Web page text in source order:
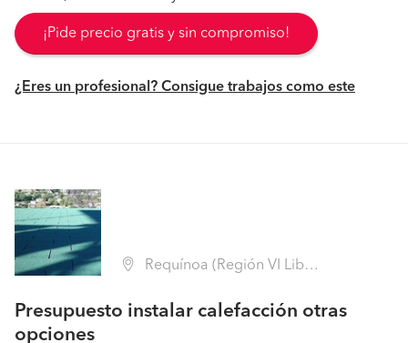
¡Pide precio gratis y sin compromiso!
¿Eres un profesional? Consigue trabajos como este
Requínoa (Región VI Libertador B. O'Higgins - Cachapoal)
Presupuesto instalar calefacción otras
opciones